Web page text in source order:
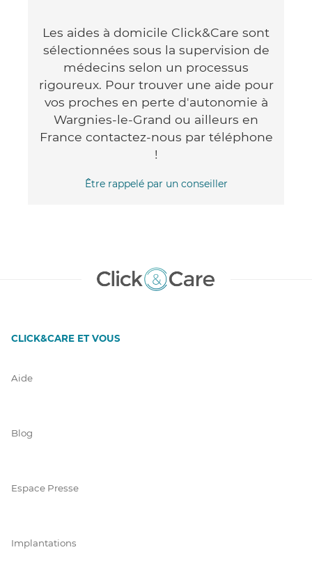
Les aides à domicile Click&Care sont
sélectionnées sous la supervision de
médecins selon un processus
rigoureux. Pour trouver une aide pour
vos proches en perte d'autonomie à
Wargnies-le-Grand ou ailleurs en
France contactez-nous par téléphone
!
Être rappelé par un conseiller
CLICK&CARE ET VOUS
Aide
Blog
Espace Presse
Implantations